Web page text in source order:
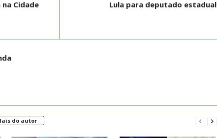
Cidade
Lula para deputado estadual
do autor